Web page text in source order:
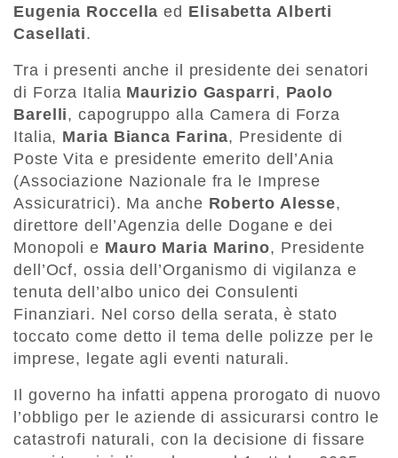
Eugenia Roccella ed Elisabetta Alberti
Casellati.
Tra i presenti anche il presidente dei senatori
di Forza Italia Maurizio Gasparri, Paolo
Barelli, capogruppo alla Camera di Forza
Italia, Maria Bianca Farina, Presidente di
Poste Vita e presidente emerito dell’Ania
(Associazione Nazionale fra le Imprese
Assicuratrici). Ma anche Roberto Alesse,
direttore dell’Agenzia delle Dogane e dei
Monopoli e Mauro Maria Marino, Presidente
dell’Ocf, ossia dell’Organismo di vigilanza e
tenuta dell’albo unico dei Consulenti
Finanziari. Nel corso della serata, è stato
toccato come detto il tema delle polizze per le
imprese, legate agli eventi naturali.
Il governo ha infatti appena prorogato di nuovo
l’obbligo per le aziende di assicurarsi contro le
catastrofi naturali, con la decisione di fissare